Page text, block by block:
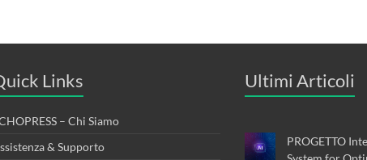
Links
– Chi Siamo
& Supporto
Ultimi Articoli
PROGETTO